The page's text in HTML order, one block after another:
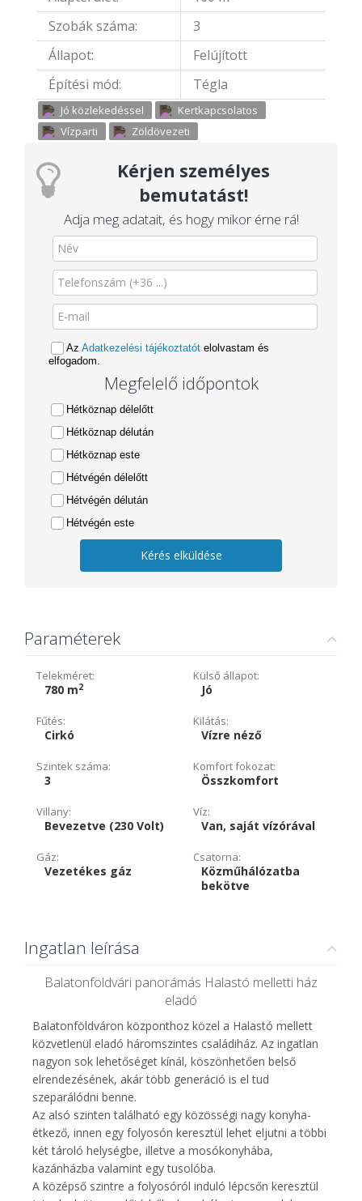
Szobák száma:
3
Állapot:
Felújított
Építési mód:
Tégla
Jó közlekedéssel
Kertkapcsolatos
Vízparti
Zöldövezeti
Kérjen személyes
bemutatást!
Adja meg adatait, és hogy mikor érne rá!
Az Adatkezelési tájékoztatót elolvastam és
elfogadom.
Megfelelő időpontok
Hétköznap délelőtt
Hétköznap délután
Hétköznap este
Hétvégén délelőtt
Hétvégén délután
Hétvégén este
Kérés elküldése
Paraméterek
Telekméret:
780 m2
Külső állapot:
Jó
Fűtés:
Cirkó
Kilátás:
Vízre néző
Szintek száma:
3
Komfort fokozat:
Összkomfort
Villany:
Bevezetve (230 Volt)
Víz:
Van, saját vízórával
Gáz:
Vezetékes gáz
Csatorna:
Közműhálózatba
bekötve
Ingatlan leírása
Balatonföldvári panorámás Halastó melletti ház
eladó
Balatonföldváron központhoz közel a Halastó mellett
közvetlenül eladó háromszintes családiház. Az ingatlan
nagyon sok lehetőséget kínál, köszönhetően belső
elrendezésének, akár több generáció is el tud
szeparálódni benne.
Az alsó szinten található egy közösségi nagy konyha-
étkező, innen egy folyosón keresztül lehet eljutni a többi
két tároló helységbe, illetve a mosókonyhába,
kazánházba valamint egy tusolóba.
A középső szintre a folyosóról induló lépcsőn keresztül